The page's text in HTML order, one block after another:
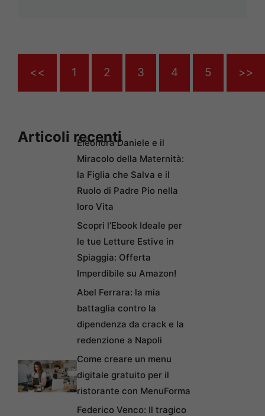
<< 1 2 3 4 5 >>
Articoli recentiEleonora Daniele e il
Miracolo della Maternità:
la Figlia che Salva e il
Ruolo di Padre Pio nella
loro Vita
Scopri l’Ebook Ideale per
le tue Letture Estive in
Spiaggia: Offerta
Imperdibile su Amazon!
Abel Ferrara: la mia
battaglia contro la
dipendenza da crack e la
redenzione a Napoli
Come creare un menu
digitale gratuito per il
ristorante con MenuForma
Federico Venco: Il tragico